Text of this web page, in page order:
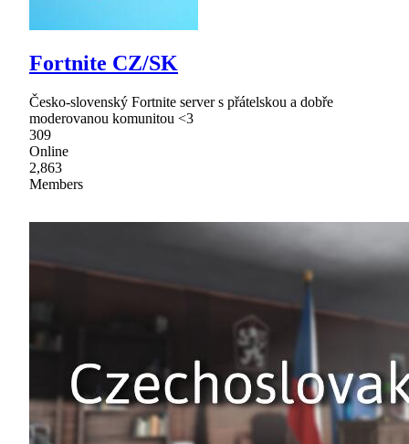
Fortnite CZ/SK
Česko-slovenský Fortnite server s přátelskou a dobře
moderovanou komunitou <3
309
Online
2,863
Members